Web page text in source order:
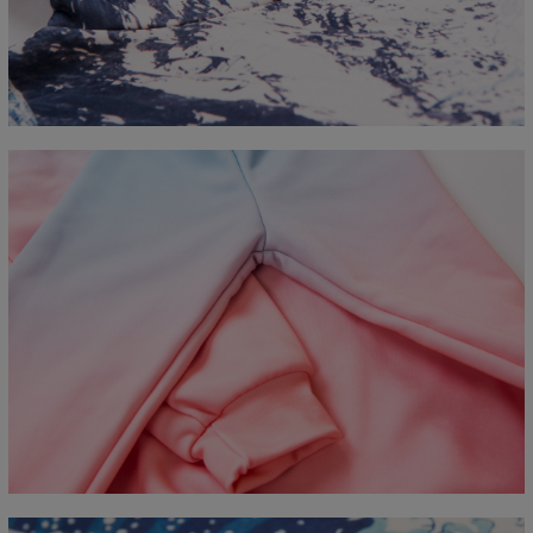
CM
XS S M L XL 2XL 3XL
4XL
A - Length
67 68 69 70 71 73 75
78
B - Chest width
50 56 58 60 63
66
C - Sleeve length
63 64 66 67 68 69